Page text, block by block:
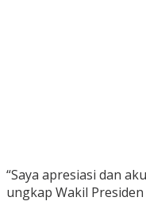
“Saya apresiasi dan
ungkap Wakil Presiden